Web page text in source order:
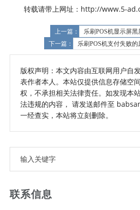
转载请带上网址：http://www.5-
上一篇：
乐刷POS机显示屏黑
下一篇：
乐刷POS机支付失败的
版权声明：本文内容由互联网用户自
表作者本人。本站仅提供信息存储空
权，不承担相关法律责任。如发现本
法违规的内容， 请发送邮件至
一经查实，本站将立刻删除。
联系信息